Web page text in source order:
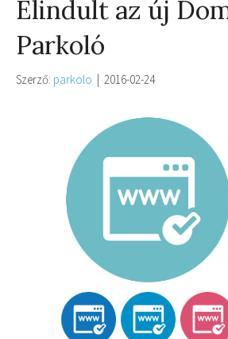
Elindult az új
Parkoló
Szerző: parkolo | 2016-02-24